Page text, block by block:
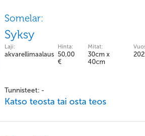
Somelar:
Syksy
Laji:
akvarellimaalaus
Hinta:
50,00
€
Mitat:
30cm x
40cm
Tunnisteet: -
Katso teosta tai osta teos